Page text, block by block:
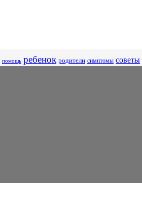
помощь ребенок родители симптомы советы